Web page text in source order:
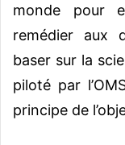
monde pour
remédier aux
baser sur la
piloté par
principe de